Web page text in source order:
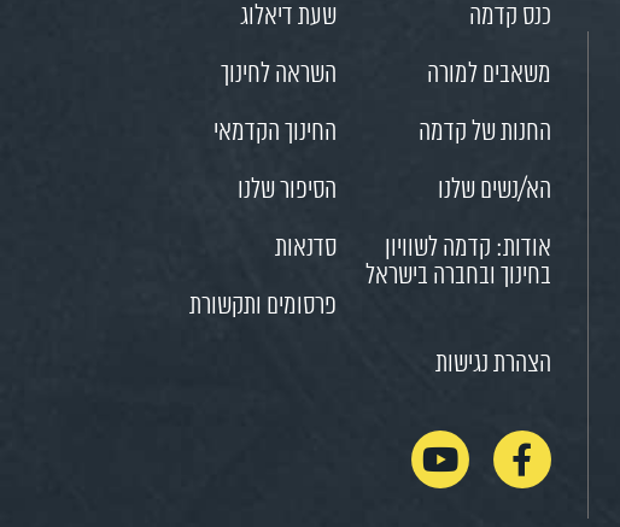
כנס קדמה
שעת דיאלוג
משאבים למורה
השראה לחינוך
החנות של קדמה
החינוך הקדמאי
הא/נשים שלנו
הסיפור שלנו
אודות: קדמה לשוויון
בחינוך ובחברה בישראל
סדנאות
פרסומים ותקשורת
הצהרת נגישות